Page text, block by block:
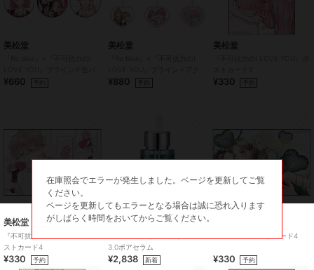
習ってください。
・添付文書をよく読み、装用期間と使用方法を正しく守ってお使いく
・使用期限を過ぎたレンズは絶対に使用しないでください。
・異常（充血・痛み・かすみなど）を感じた場合は、直ちに使用を中
止し、眼科を受診してください。
・レンズ装用中の水泳・入浴は避けてください。
・レンズ装用中に目薬を使用する場合は、眼科医に相談してくださ
い。
この商品は、不良品のみ返品を承ります
ブランド
ショップ クイーンアイズ
美松堂
ッジ（全6種）
¥660
美松堂
リルキーホルダー（全6種）
¥880
美松堂
¥330
美松堂
『不可抗力のI LOVE YOU』ポ
ストカード4
¥330 予約
セラディックス
3.0ポアセラム
¥2,838 新着
『Re:blue』ポストカード4
¥330 予約
在庫照会でエラーが発生しました。ページを更新してご覧
ください。
ページを更新してもエラーとなる場合は誠に恐れ入ります
がしばらく時間をおいてからご覧ください。